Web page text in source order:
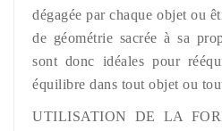
dégagée par chaque objet ou
de géométrie sacrée à sa
sont donc idéales pour
équilibre dans tout objet ou
UTILISATION DE LA